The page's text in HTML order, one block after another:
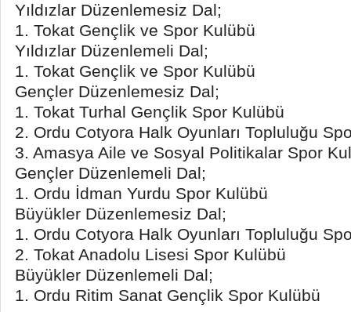
Yıldızlar Düzenlemesiz Dal;
1. Tokat Gençlik ve Spor Kulübü
Yıldızlar Düzenlemeli Dal;
1. Tokat Gençlik ve Spor Kulübü
Gençler Düzenlemesiz Dal;
1. Tokat Turhal Gençlik Spor Kulübü
2. Ordu Cotyora Halk Oyunları Topluluğu
3. Amasya Aile ve Sosyal Politikalar Spor
Gençler Düzenlemeli Dal;
1. Ordu İdman Yurdu Spor Kulübü
Büyükler Düzenlemesiz Dal;
1. Ordu Cotyora Halk Oyunları Topluluğu
2. Tokat Anadolu Lisesi Spor Kulübü
Büyükler Düzenlemeli Dal;
1. Ordu Ritim Sanat Gençlik Spor Kulübü